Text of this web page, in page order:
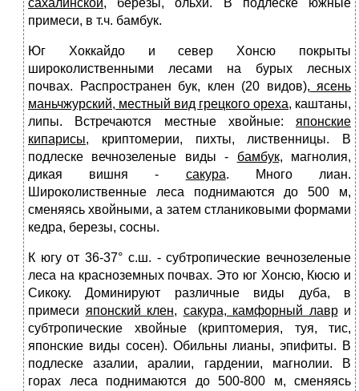
сахалинской, бере­зы, ольхи. В подлеске южные
примеси, в т.ч. бамбук.
Юг Хоккайдо и север Хонсю покрыты
широколиственными лесами на бурых лесных
почвах. Распространен бук, клен (20 видов), ясень
маньчжурский, местный вид грецкого ореха, каштаны,
липы. Встреча­ются местные хвойные: японские
кипарисы, криптомерии, пихты, лист­венницы. В
подлеске вечнозеленые виды - бамбук, магнолия,
дикая вишня - сакура. Много лиан.
Широколиственные леса поднимаются до 500 м,
сменяясь хвойными, а затем стланиковыми формами
кедра, березы, сосны.
К югу от 36-37° с.ш. - субтропические вечнозеленые
леса на красноземных почвах. Это юг Хонсю, Кюсю и
Сикоку. Доминируют различные ви­ды дуба, в
примеси японский клен, сакура, камфорный лаври
суб­тропические хвойные (криптомерия, туя, тис,
японские виды сосен). Обильны лианы, эпифиты. В
подлеске азалии, аралии, гардении, маг­нолии. В
горах леса поднимаются до 500-800 м, сменяясь